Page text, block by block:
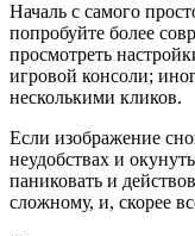
Началь с самого
попробуйте более
просмотреть
игровой консоли;
несколькими кликов.
Если изображение
неудобствах и
паниковать и
сложному, и, скорее